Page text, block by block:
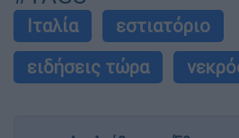
Ιταλία
εστιατόριο
ειδήσεις τώρα